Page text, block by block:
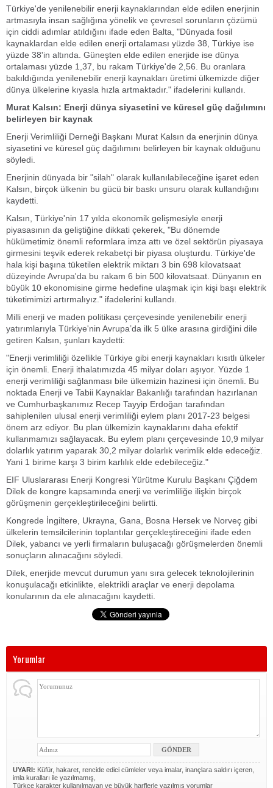
Türkiye'de yenilenebilir enerji kaynaklarından elde edilen enerjinin
artmasıyla insan sağlığına yönelik ve çevresel sorunların çözümü
için ciddi adımlar atıldığını ifade eden Balta, "Dünyada fosil
kaynaklardan elde edilen enerji ortalaması yüzde 38, Türkiye ise
yüzde 38'in altında. Güneşten elde edilen enerjide ise dünya
ortalaması yüzde 1,37, bu rakam Türkiye'de 2,56. Bu oranlara
bakıldığında yenilenebilir enerji kaynakları üretimi ülkemizde diğer
dünya ülkelerine kıyasla hızla artmaktadır." ifadelerini kullandı.
Murat Kalsın: Enerji dünya siyasetini ve küresel güç dağılımını
belirleyen bir kaynak
Enerji Verimliliği Derneği Başkanı Murat Kalsın da enerjinin dünya
siyasetini ve küresel güç dağılımını belirleyen bir kaynak olduğunu
söyledi.
Enerjinin dünyada bir "silah" olarak kullanılabileceğine işaret eden
Kalsın, birçok ülkenin bu gücü bir baskı unsuru olarak kullandığını
kaydetti.
Kalsın, Türkiye'nin 17 yılda ekonomik gelişmesiyle enerji
piyasasının da geliştiğine dikkati çekerek, "Bu dönemde
hükümetimiz önemli reformlara imza attı ve özel sektörün piyasaya
girmesini teşvik ederek rekabetçi bir piyasa oluşturdu. Türkiye'de
hala kişi başına tüketilen elektrik miktarı 3 bin 698 kilovatsaat
düzeyinde Avrupa'da bu rakam 6 bin 500 kilovatsaat. Dünyanın en
büyük 10 ekonomisine girme hedefine ulaşmak için kişi başı elektrik
tüketimimizi artırmalıyız." ifadelerini kullandı.
Milli enerji ve maden politikası çerçevesinde yenilenebilir enerji
yatırımlarıyla Türkiye'nin Avrupa’da ilk 5 ülke arasına girdiğini dile
getiren Kalsın, şunları kaydetti:
"Enerji verimliliği özellikle Türkiye gibi enerji kaynakları kısıtlı ülkeler
için önemli. Enerji ithalatımızda 45 milyar doları aşıyor. Yüzde 1
enerji verimliliği sağlanması bile ülkemizin hazinesi için önemli. Bu
noktada Enerji ve Tabii Kaynaklar Bakanlığı tarafından hazırlanan
ve Cumhurbaşkanımız Recep Tayyip Erdoğan tarafından
sahiplenilen ulusal enerji verimliliği eylem planı 2017-23 belgesi
önem arz ediyor. Bu plan ülkemizin kaynaklarını daha efektif
kullanmamızı sağlayacak. Bu eylem planı çerçevesinde 10,9 milyar
dolarlık yatırım yaparak 30,2 milyar dolarlık verimlik elde edeceğiz.
Yani 1 birime karşı 3 birim karlılık elde edebileceğiz."
EIF Uluslararası Enerji Kongresi Yürütme Kurulu Başkanı Çiğdem
Dilek de kongre kapsamında enerji ve verimliliğe ilişkin birçok
görüşmenin gerçekleştirileceğini belirtti.
Kongrede İngiltere, Ukrayna, Gana, Bosna Hersek ve Norveç gibi
ülkelerin temsilcilerinin toplantılar gerçekleştireceğini ifade eden
Dilek, yabancı ve yerli firmaların buluşacağı görüşmelerden önemli
sonuçların alınacağını söyledi.
Dilek, enerjide mevcut durumun yanı sıra gelecek teknolojilerinin
konuşulacağı etkinlikte, elektrikli araçlar ve enerji depolama
konularının da ele alınacağını kaydetti.
Yorumlar
UYARI: Küfür, hakaret, rencide edici cümleler veya imalar, inançlara saldırı içeren,
imla kuralları ile yazılmamış,
Türkçe karakter kullanılmayan ve büyük harflerle yazılmış yorumlar